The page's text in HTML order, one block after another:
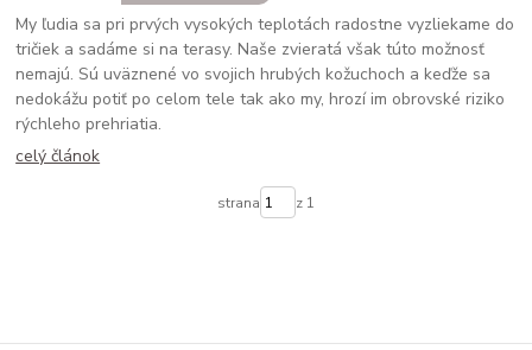
My ľudia sa pri prvých vysokých teplotách radostne vyzliekame do
tričiek a sadáme si na terasy. Naše zvieratá však túto možnosť
nemajú. Sú uväznené vo svojich hrubých kožuchoch a keďže sa
nedokážu potiť po celom tele tak ako my, hrozí im obrovské riziko
rýchleho prehriatia.
celý článok
strana z 1